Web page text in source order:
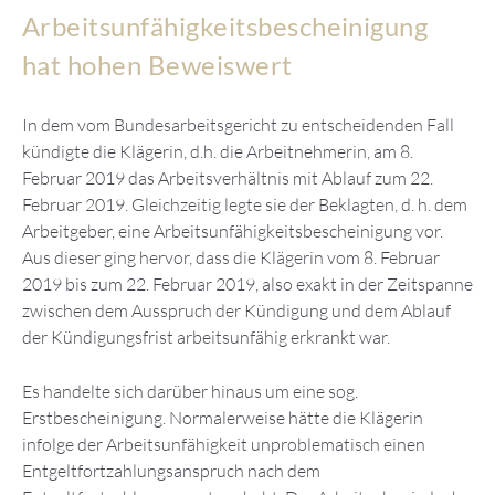
Arbeitsunfähigkeitsbescheinigung
hat hohen Beweiswert
In dem vom Bundesarbeitsgericht zu entscheidenden Fall
kündigte die Klägerin, d.h. die Arbeitnehmerin, am 8.
Februar 2019 das Arbeitsverhältnis mit Ablauf zum 22.
Februar 2019. Gleichzeitig legte sie der Beklagten, d. h. dem
Arbeitgeber, eine Arbeitsunfähigkeitsbescheinigung vor.
Aus dieser ging hervor, dass die Klägerin vom 8. Februar
2019 bis zum 22. Februar 2019, also exakt in der Zeitspanne
zwischen dem Ausspruch der Kündigung und dem Ablauf
der Kündigungsfrist arbeitsunfähig erkrankt war.
Es handelte sich darüber hinaus um eine sog.
Erstbescheinigung. Normalerweise hätte die Klägerin
infolge der Arbeitsunfähigkeit unproblematisch einen
Entgeltfortzahlungsanspruch nach dem